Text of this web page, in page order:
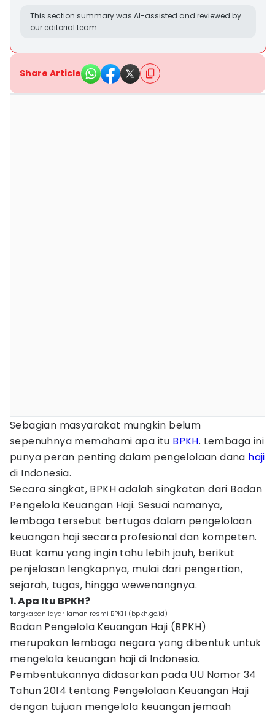
This section summary was AI-assisted and reviewed by
our editorial team.
Share Article
Sebagian masyarakat mungkin belum
sepenuhnya memahami apa itu BPKH. Lembaga ini
punya peran penting dalam pengelolaan dana haji
di Indonesia.
Secara singkat, BPKH adalah singkatan dari Badan
Pengelola Keuangan Haji. Sesuai namanya,
lembaga tersebut bertugas dalam pengelolaan
keuangan haji secara profesional dan kompeten.
Buat kamu yang ingin tahu lebih jauh, berikut
penjelasan lengkapnya, mulai dari pengertian,
sejarah, tugas, hingga wewenangnya.
1. Apa Itu BPKH?
tangkapan layar laman resmi BPKH (bpkh.go.id)
Badan Pengelola Keuangan Haji (BPKH)
merupakan lembaga negara yang dibentuk untuk
mengelola keuangan haji di Indonesia.
Pembentukannya didasarkan pada UU Nomor 34
Tahun 2014 tentang Pengelolaan Keuangan Haji
dengan tujuan mengelola keuangan jemaah